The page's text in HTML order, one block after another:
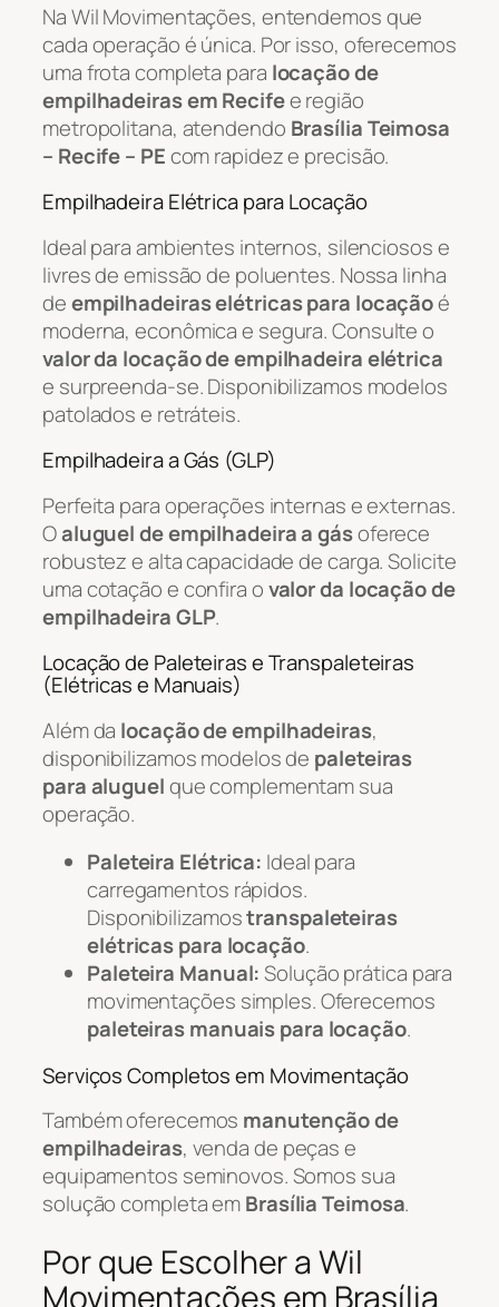
Na Wil Movimentações, entendemos que
cada operação é única. Por isso, oferecemos
uma frota completa para locação de
empilhadeiras em Recifee região
metropolitana, atendendo Brasília Teimosa
– Recife – PEcom rapidez e precisão.
Empilhadeira Elétrica para Locação
Ideal para ambientes internos, silenciosos e
livres de emissão de poluentes. Nossa linha
deempilhadeiras elétricas para locaçãoé
moderna, econômica e segura. Consulte o
valor da locação de empilhadeira elétrica
e surpreenda-se. Disponibilizamos modelos
patolados e retráteis.
Empilhadeira a Gás (GLP)
Perfeita para operações internas e externas.
Oaluguel de empilhadeira a gásoferece
robustez e alta capacidade de carga. Solicite
uma cotação e confira ovalor da locação de
empilhadeira GLP.
Locação de Paleteiras e Transpaleteiras
(Elétricas e Manuais)
Além da locação de empilhadeiras,
disponibilizamos modelos de paleteiras
para aluguelque complementam sua
operação.
Paleteira Elétrica: Ideal para
carregamentos rápidos.
Disponibilizamostranspaleteiras
elétricas para locação.
Paleteira Manual:Solução prática para
movimentações simples. Oferecemos
paleteiras manuais para locação.
Serviços Completos em Movimentação
Também oferecemos manutenção de
empilhadeiras, venda de peças e
equipamentos seminovos. Somos sua
solução completa emBrasília Teimosa.
Por que Escolher a Wil
Movimentações em Brasília